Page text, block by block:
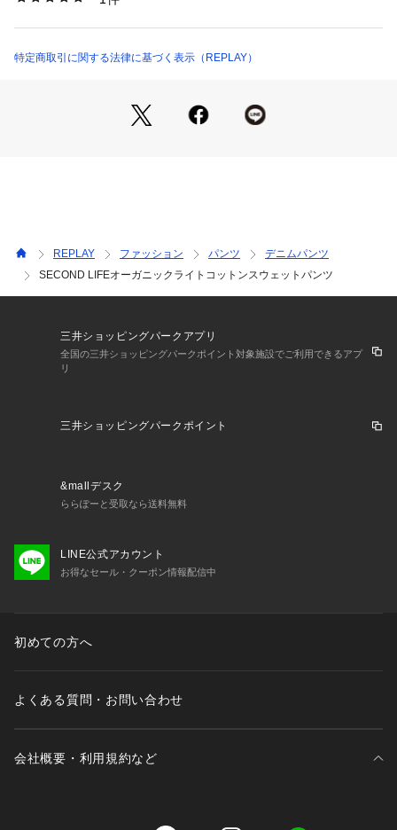
特定商取引に関する法律に基づく表示（REPLAY）
REPLAY ファッション パンツ
デニムパンツ
SECOND LIFEオーガニックライトコットンスウェットパンツ
三井ショッピングパークアプリ
全国の三井ショッピングパークポイント対象施設でご利用できるアプ
リ
三井ショッピングパークポイント
&mallデスク
ららぽーと受取なら送料無料
LINE公式アカウント
お得なセール・クーポン情報配信中
初めての方へ
よくある質問・お問い合わせ
会社概要・利用規約など